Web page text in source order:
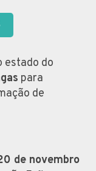
estado do
para
de
de novembro